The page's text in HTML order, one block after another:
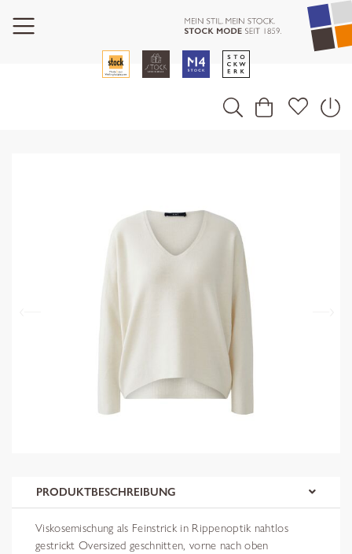
PRODUKTBESCHREIBUNG
Viskosemischung als Feinstrick in Rippenoptik nahtlos
gestrickt Oversized geschnitten, vorne nach oben